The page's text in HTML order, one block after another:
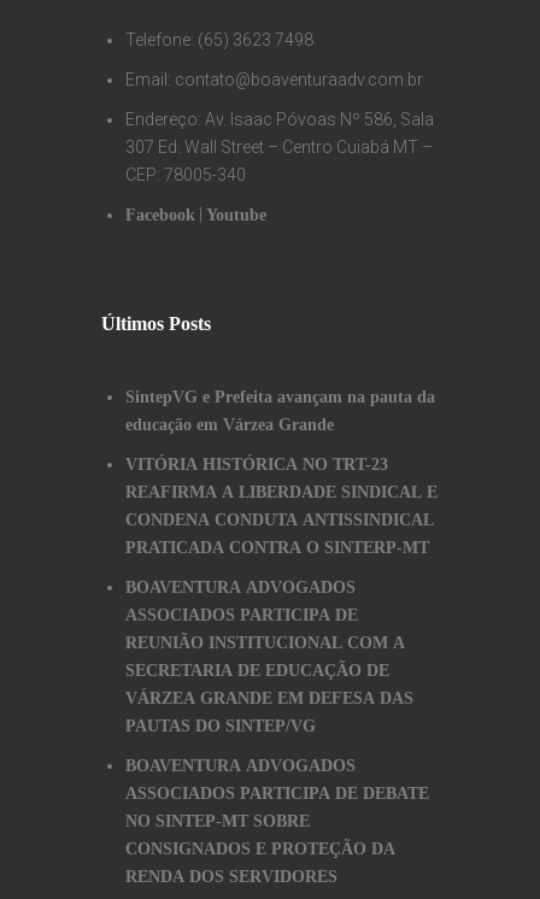
Telefone: (65) 3623 7498
Email: contato@boaventuraadv.com.br
Endereço: Av. Isaac Póvoas Nº 586, Sala
307 Ed. Wall Street – Centro Cuiabá MT –
CEP: 78005-340
Facebook Youtube
Últimos Posts
SintepVG e Prefeita avançam na pauta da
educação em Várzea Grande
VITÓRIA HISTÓRICA NO TRT-23
REAFIRMA A LIBERDADE SINDICAL E
CONDENA CONDUTA ANTISSINDICAL
PRATICADA CONTRA O SINTERP-MT
BOAVENTURA ADVOGADOS
ASSOCIADOS PARTICIPA DE
REUNIÃO INSTITUCIONAL COM A
SECRETARIA DE EDUCAÇÃO DE
VÁRZEA GRANDE EM DEFESA DAS
PAUTAS DO SINTEP/VG
BOAVENTURA ADVOGADOS
ASSOCIADOS PARTICIPA DE DEBATE
NO SINTEP-MT SOBRE
CONSIGNADOS E PROTEÇÃO DA
RENDA DOS SERVIDORES